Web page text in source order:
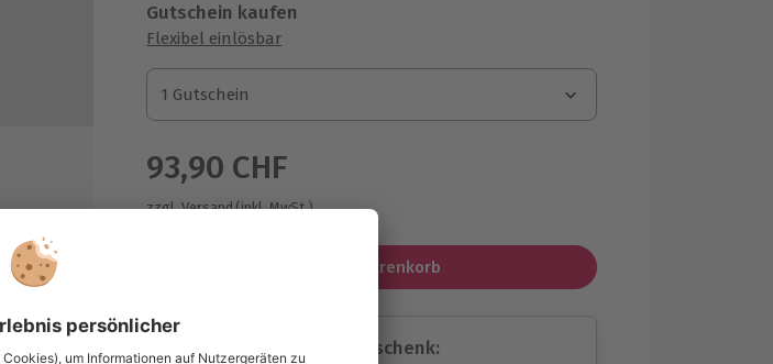
Gutschein kaufen
Flexibel einlösbar
1 Gutschein
1 Gutschein
1 Gutschein
93,90 CHF
zzgl. Versand(inkl. MwSt.)
In den Warenkorb
Immer das passende Geschenk: